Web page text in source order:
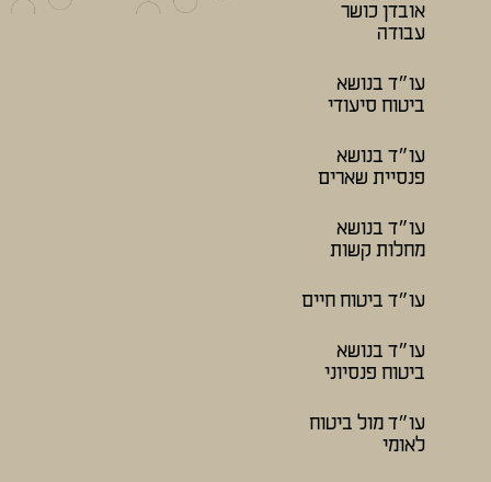
אובדן כושר
עבודה
עו״ד בנושא
ביטוח סיעודי
עו״ד בנושא
פנסיית שארים
עו״ד בנושא
מחלות קשות
עו״ד ביטוח חיים
עו״ד בנושא
ביטוח פנסיוני
עו״ד מול ביטוח
לאומי